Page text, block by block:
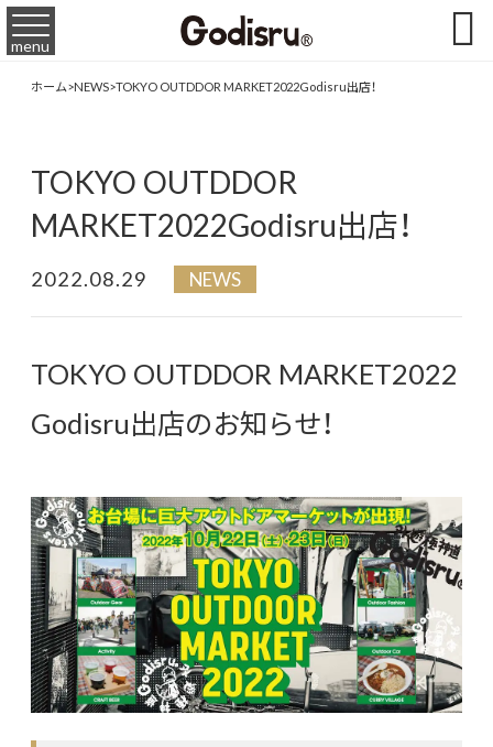
menu 
ホーム>NEWS>TOKYO OUTDDOR MARKET2022Godisru出店！
TOKYO OUTDDOR
MARKET2022Godisru出店！
2022.08.29 NEWS
TOKYO OUTDDOR MARKET2022
Godisru出店のお知らせ！